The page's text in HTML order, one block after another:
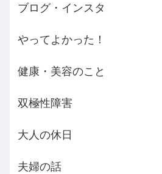
ブログ・インスタ
やってよかった！
健康・美容のこと
双極性障害
大人の休日
夫婦の話